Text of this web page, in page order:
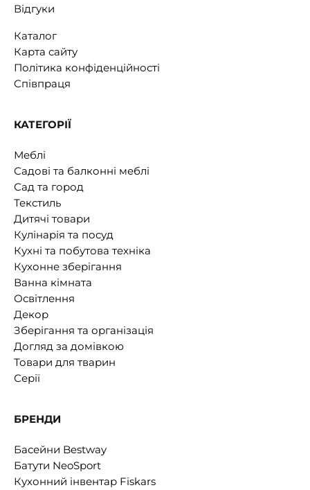
Відгуки
Каталог
Карта сайту
Політика конфіденційності
Співпраця
КАТЕГОРІЇ
Меблі
Садові та балконні меблі
Сад та город
Текстиль
Дитячі товари
Кулінарія та посуд
Кухні та побутова техніка
Кухонне зберігання
Ванна кімната
Освітлення
Декор
Зберігання та організація
Догляд за домівкою
Товари для тварин
Серії
БРЕНДИ
Басейни Bestway
Батути NeoSport
Кухонний інвентар Fiskars